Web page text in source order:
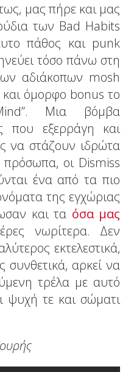
μας πήρε και μας
των Bad Habits
πάθος και punk
τόσο πάνω στη
αδιάκοπων mosh
και όμορφο bonus το
Μια βόμβα
που εξερράγη και
να στάζουν ιδρώτα
οι Dismiss
ένα από τα πιο
της εγχώριας
και τα όσα μας
νωρίτερα. Δεν
εκτελεστικά,
συνθετικά, αρκεί να
τρέλα με αυτό
ψυχή τε και σώματι